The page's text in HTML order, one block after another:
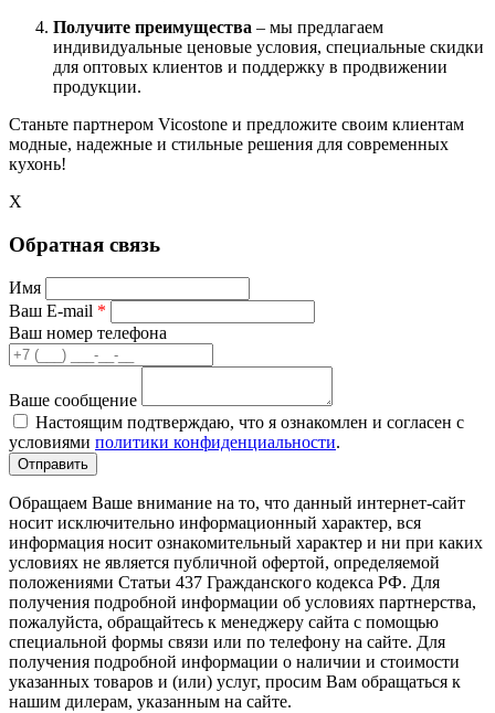
Получите преимущества – мы предлагаем
индивидуальные ценовые условия, специальные скидки
для оптовых клиентов и поддержку в продвижении
продукции.
Станьте партнером Vicostone и предложите своим клиентам
модные, надежные и стильные решения для современных
кухонь!
X
Обратная связь
Имя
Ваш E-mail *
Ваш номер телефона
Ваше сообщение
Настоящим подтверждаю, что я ознакомлен и согласен с
условиями политики конфиденциальности.
Обращаем Ваше внимание на то, что данный интернет-сайт
носит исключительно информационный характер, вся
информация носит ознакомительный характер и ни при каких
условиях не является публичной офертой, определяемой
положениями Статьи 437 Гражданского кодекса РФ. Для
получения подробной информации об условиях партнерства,
пожалуйста, обращайтесь к менеджеру сайта с помощью
специальной формы связи или по телефону на сайте. Для
получения подробной информации о наличии и стоимости
указанных товаров и (или) услуг, просим Вам обращаться к
нашим дилерам, указанным на сайте.